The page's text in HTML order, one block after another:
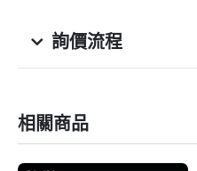
詢價流程
相關商品